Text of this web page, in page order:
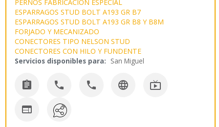
PERNOS FABRICACION ESPECIAL
ESPARRAGOS STUD BOLT A193 GR B7
ESPARRAGOS STUD BOLT A193 GR B8 Y B8M
FORJADO Y MECANIZADO
CONECTORES TIPO NELSON STUD
CONECTORES CON HILO Y FUNDENTE
Servicios disponibles para: San Miguel
    
